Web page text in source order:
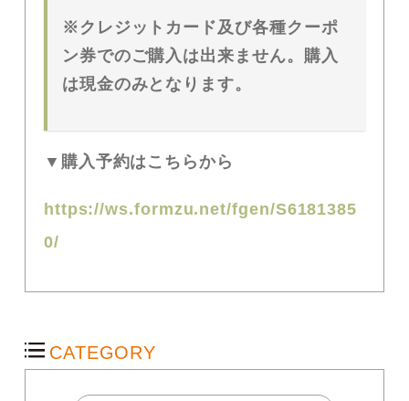
※クレジットカード及び各種クーポ
ン券でのご購入は出来ません。購入
は現金のみとなります。
▼ 購入予約はこちらから
https://ws.formzu.net/fgen/S6181385
0/
CATEGORY